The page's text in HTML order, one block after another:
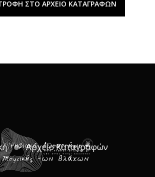
Αρχείο Καταγραφών
ΣΤΟ ΑΡΧΕΊΟ ΚΑΤΑΓΡΑΦΏΝ